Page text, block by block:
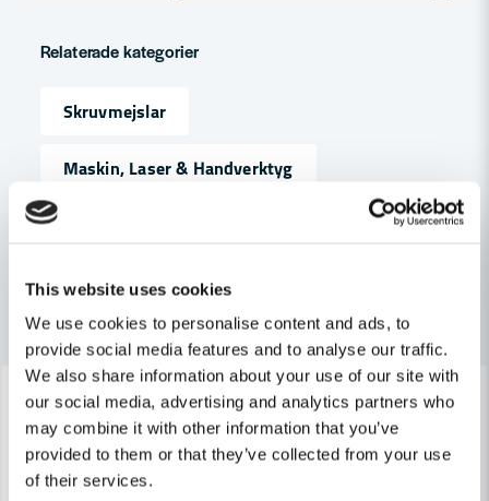
This website uses cookies
We use cookies to personalise content and ads, to
provide social media features and to analyse our traffic.
We also share information about your use of our site with
our social media, advertising and analytics partners who
may combine it with other information that you’ve
provided to them or that they’ve collected from your use
of their services.
Fråga oss något om denna produkten...
Namn
Ja, ni får publicera min fråga
Relaterade kategorier
Skruvmejslar
Maskin, Laser & Handverktyg
Andra produkter i kategorin
-23% -23%